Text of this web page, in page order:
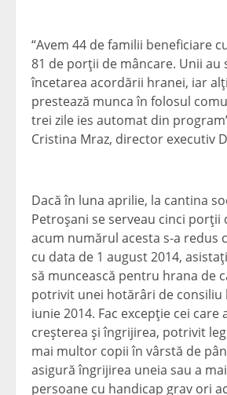
“Avem 44 de familii beneficiare
81 de porţii de mâncare. Unii au
încetarea acordării hranei, iar
prestează munca în folosul
trei zile ies automat din
Cristina Mraz, director executiv
Dacă în luna aprilie, la cantina
Petroşani se serveau cinci porţii
acum numărul acesta s-a redus
cu data de 1 august 2014,
să muncească pentru hrana de
potrivit unei hotărâri de consiliu
iunie 2014. Fac excepţie cei care
creşterea şi îngrijirea, potrivit
mai multor copii în vârstă de
asigură îngrijirea uneia sau a
persoane cu handicap grav ori